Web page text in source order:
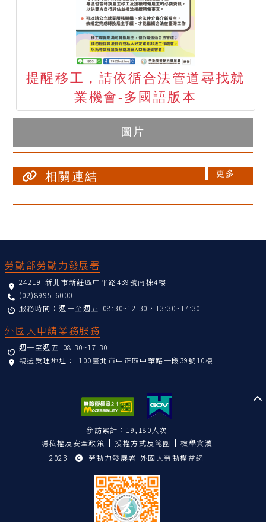
提醒移工，請依循合法管道尋找就
業機會-多國語版本
圖片
相關連結 更多...
勞動部勞動力發展署
24219 新北市新莊區中平路439號南棟4樓
(02)8995-6000
服務時間：週一至週五 08:30~12:30，13:30~17:30
外國人申請業務服務
週一至週五 08:30~17:30
親送受理地址： 100臺北市中正區中華路一段39號10樓
參訪累計：19,180人次
隱私權及安全政策
授權方式及範圍
檢舉貪瀆
2023
勞動力發展署 外國人勞動權益網
至